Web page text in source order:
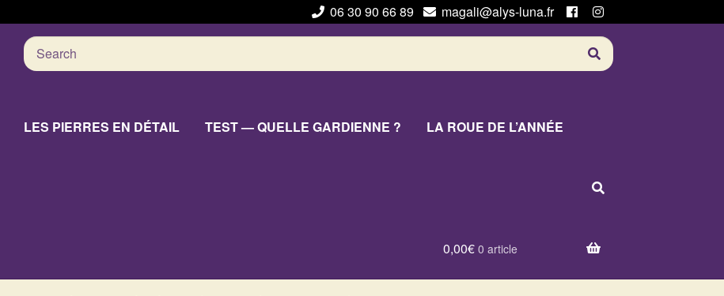
06 30 90 66 89
magali@alys-luna.fr
Search
for:
LES PIERRES EN DÉTAIL TEST — QUELLE GARDIENNE ? LA ROUE DE L’ANNÉE
0,00€ 0 article